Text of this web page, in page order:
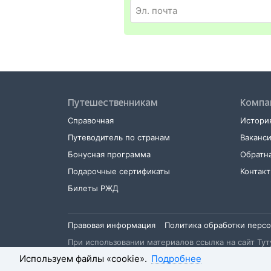
Путешественникам
Справочная
Путеводитель по странам
Бонусная программа
Подарочные сертификаты
Билеты РЖД
Правовая информация
Политика обработки
При использовании материалов ссылка на сайт
Используем файлы «cookie». Подробнее